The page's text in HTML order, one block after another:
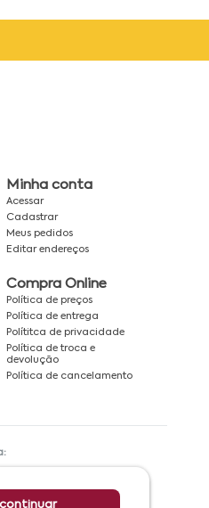
Aceitar e continuar
Minha conta
Acessar
Cadastrar
Meus pedidos
Editar endereços
Compra Online
Política de preços
Política de entrega
Polítitca de privacidade
Política de troca e
devolução
Política de cancelamento